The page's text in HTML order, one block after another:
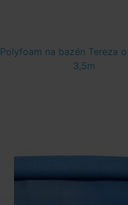
Polyfoam na bazén Tereza
3,5m